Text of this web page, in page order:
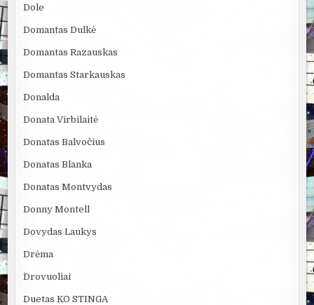
Dole
Domantas Dulkė
Domantas Razauskas
Domantas Starkauskas
Donalda
Donata Virbilaitė
Donatas Balvočius
Donatas Blanka
Donatas Montvydas
Donny Montell
Dovydas Laukys
Drėma
Drovuoliai
Duetas KO STINGA